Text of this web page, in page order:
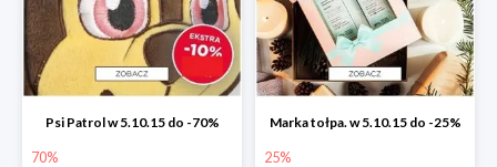
Psi Patrol w 5.10.15 do -70%
70%
Marka tołpa. w 5.10.15 do -25%
25%